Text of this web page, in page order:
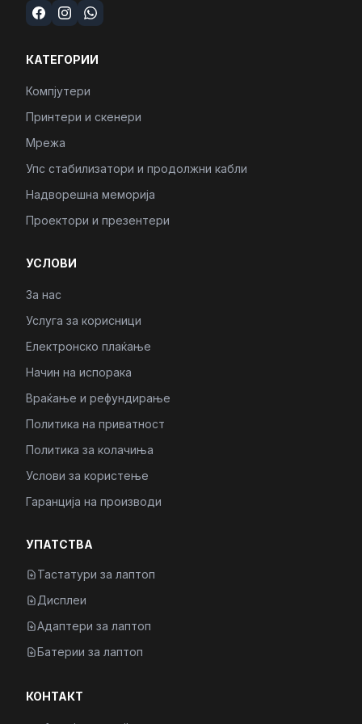
КАТЕГОРИИ
Компјутери
Принтери и скенери
Мрежа
Упс стабилизатори и продолжни кабли
Надворешна меморија
Проектори и презентери
УСЛОВИ
За нас
Услуга за корисници
Електронско плаќање
Начин на испорака
Враќање и рефундирање
Политика на приватност
Политика за колачиња
Услови за користење
Гаранција на производи
УПАТСТВА
Тастатури за лаптоп
Дисплеи
Адаптери за лаптоп
Батерии за лаптоп
КОНТАКТ